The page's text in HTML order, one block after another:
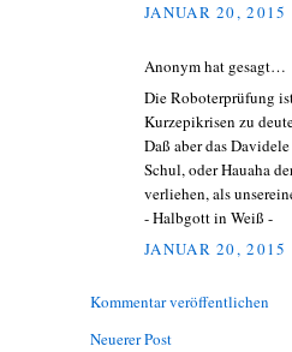
JANUAR 20, 2015
Anonym hat gesagt…
Die Roboterprüfung
Kurzepikrisen zu
Daß aber das
Schul, oder Hauaha
verliehen, als
- Halbgott in Weiß -
JANUAR 20, 2015
Kommentar veröffentlichen
Neuerer Post